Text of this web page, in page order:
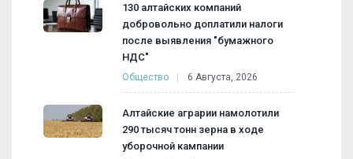
130 алтайских компаний
добровольно доплатили налоги
после выявления "бумажного
НДС"
Общество 6 Августа, 2026
Алтайские аграрии намолотили
290 тысяч тонн зерна в ходе
уборочной кампании